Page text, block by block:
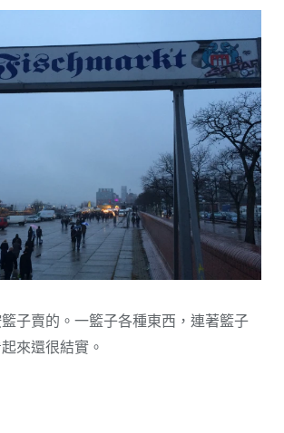
子賣的。一籃子各種東西，連著籃子
來還很結實。